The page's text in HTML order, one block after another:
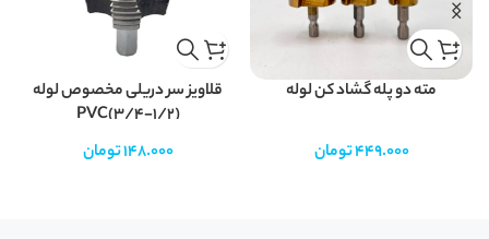
مته دو پله گشاد کن لوله
449.000تومان
قلاویز سر دریلی مخصوص لوله
PVC(3/4-1/2)
148.000تومان